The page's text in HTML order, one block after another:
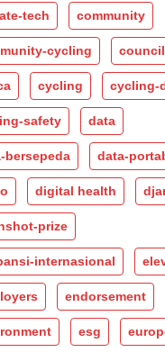
tech community
cycling
cycling cycling-
safety data
bersepeda data-
digital health
prize
internasional
endorsement
esg